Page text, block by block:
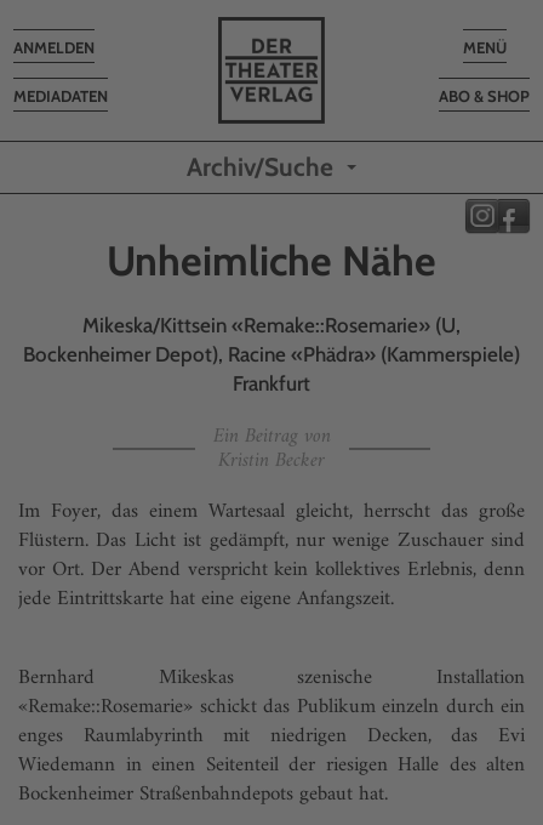
Toggle
MENÜ
ABO & SHOP
MEDIADATEN
Toggle
navigation
ANMELDEN
Archiv/Suche
Unheimliche Nähe
Mikeska/Kittsein «Remake::Rosemarie» (U,
Bockenheimer Depot), Racine «Phädra» (Kammerspiele)
Frankfurt
Ein Beitrag von
Kristin Becker
Im Foyer, das einem Wartesaal gleicht, herrscht das große
Flüstern. Das Licht ist gedämpft, nur wenige Zuschauer sind
vor Ort. Der Abend verspricht kein kollektives Erlebnis, denn
jede Eintrittskarte hat eine eigene Anfangszeit.
Bernhard Mikeskas szenische Installation
«Remake::Rosemarie» schickt das Publikum einzeln durch ein
enges Raumlabyrinth mit niedrigen Decken, das Evi
Wiedemann in einen Seitenteil der riesigen Halle des alten
Bockenheimer Straßenbahndepots gebaut hat.